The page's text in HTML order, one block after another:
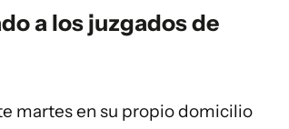
a los juzgados de
martes en su propio domicilio